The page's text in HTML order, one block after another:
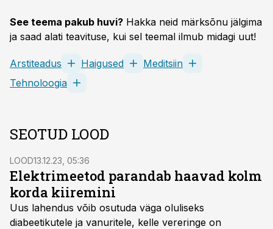
See teema pakub huvi? Hakka neid märksõnu jälgima
ja saad alati teavituse, kui sel teemal ilmub midagi uut!
Arstiteadus Haigused
Meditsiin
Tehnoloogia
SEOTUD LOOD
LOOD13.12.23, 05:36
Elektrimeetod parandab haavad kolm
korda kiiremini
Uus lahendus võib osutuda väga oluliseks
diabeetikutele ja vanuritele, kelle vereringe on